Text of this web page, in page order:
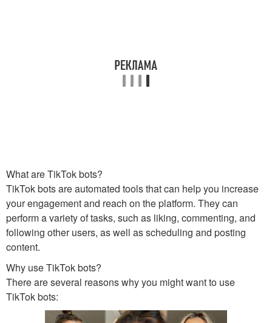
What are TikTok bots?
TikTok bots are automated tools that can help you increase
your engagement and reach on the platform. They can
perform a variety of tasks, such as liking, commenting, and
following other users, as well as scheduling and posting
content.
Why use TikTok bots?
There are several reasons why you might want to use
TikTok bots: